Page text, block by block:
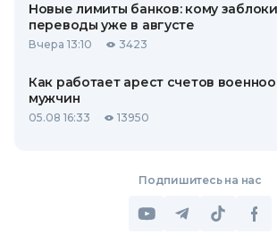
Новые лимиты банков: кому
переводы уже в августе
Вчера 13:10 3423
Как работает арест счетов
мужчин
05.08 16:33 13950
Подпишитесь на нас